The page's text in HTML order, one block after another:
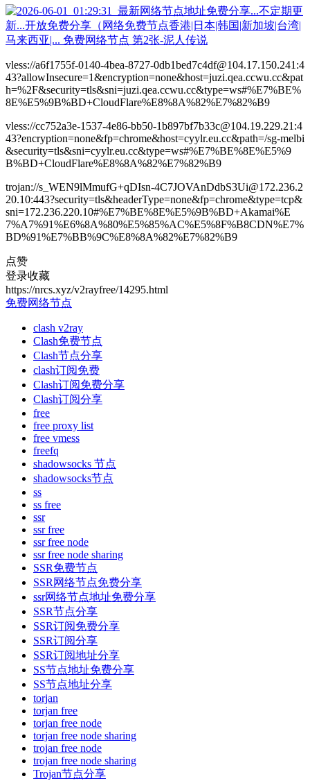
vless://a6f1755f-0140-4bea-8727-0db1bed7c4df@104.17.150.241:4
43?allowInsecure=1&encryption=none&host=juzi.qea.ccwu.cc&pat
h=%2F&security=tls&sni=juzi.qea.ccwu.cc&type=ws#%E7%BE%
8E%E5%9B%BD+CloudFlare%E8%8A%82%E7%82%B9
vless://cc752a3e-1537-4e86-bb50-1b897bf7b33c@104.19.229.21:4
43?encryption=none&fp=chrome&host=cyylr.eu.cc&path=/sg-melbi
&security=tls&sni=cyylr.eu.cc&type=ws#%E7%BE%8E%E5%9
B%BD+CloudFlare%E8%8A%82%E7%82%B9
trojan://s_WEN9lMmufG+qDIsn-4C7JOVAnDdbS3Ui@172.236.2
20.10:443?security=tls&headerType=none&fp=chrome&type=tcp&
sni=172.236.220.10#%E7%BE%8E%E5%9B%BD+Akamai%E
7%A7%91%E6%8A%80%E5%85%AC%E5%8F%B8CDN%E7%
BD%91%E7%BB%9C%E8%8A%82%E7%82%B9
点赞
登录收藏
https://nrcs.xyz/v2rayfree/14295.html
免费网络节点
clash v2ray
Clash免费节点
Clash节点分享
clash订阅免费
Clash订阅免费分享
Clash订阅分享
free
free proxy list
free vmess
freefq
shadowsocks 节点
shadowsocks节点
ss
ss free
ssr
ssr free
ssr free node
ssr free node sharing
SSR免费节点
SSR网络节点免费分享
ssr网络节点地址免费分享
SSR节点分享
SSR订阅免费分享
SSR订阅分享
SSR订阅地址分享
SS节点地址免费分享
SS节点地址分享
torjan
torjan free
torjan free node
torjan free node sharing
trojan free node
trojan free node sharing
Trojan节点分享